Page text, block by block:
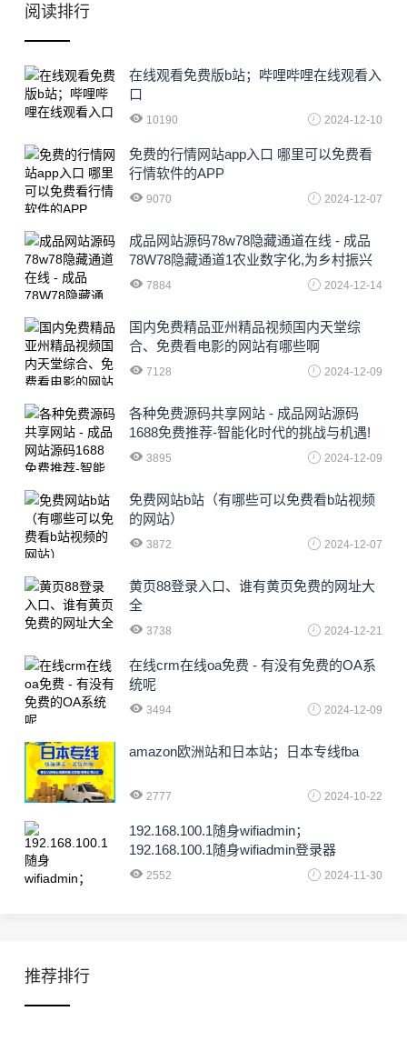
阅读排行
在线观看免费版b站；哔哩哔哩在线观看入
口
10190 2024-12-10
免费的行情网站app入口 哪里可以免费看
行情软件的APP
9070 2024-12-07
成品网站源码78w78隐藏通道在线 - 成品
78W78隐藏通道1农业数字化,为乡村振兴
注入新动力
7884 2024-12-14
国内免费精品亚州精品视频国内天堂综
合、免费看电影的网站有哪些啊
7128 2024-12-09
各种免费源码共享网站 - 成品网站源码
1688免费推荐-智能化时代的挑战与机遇!
3895 2024-12-09
免费网站b站（有哪些可以免费看b站视频
的网站）
3872 2024-12-07
黄页88登录入口、谁有黄页免费的网址大
全
3738 2024-12-21
在线crm在线oa免费 - 有没有免费的OA系
统呢
3494 2024-12-09
amazon欧洲站和日本站；日本专线fba
2777 2024-10-22
192.168.100.1随身wifiadmin；
192.168.100.1随身wifiadmin登录器
2552 2024-11-30
推荐排行